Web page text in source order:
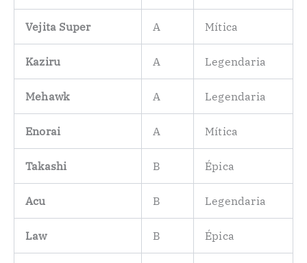
Vejita Super A Mítica
Kaziru A Legendaria
Mehawk A Legendaria
Enorai A Mítica
Takashi B Épica
Acu B Legendaria
Law B Épica